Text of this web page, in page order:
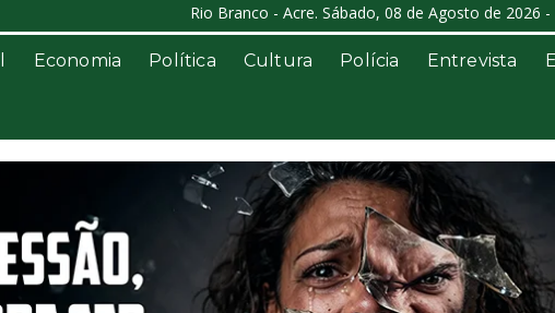
Rio Branco - Acre. Sábado, 08 de Agosto de 2026 -
Economia Política Cultura Polícia Entrevista